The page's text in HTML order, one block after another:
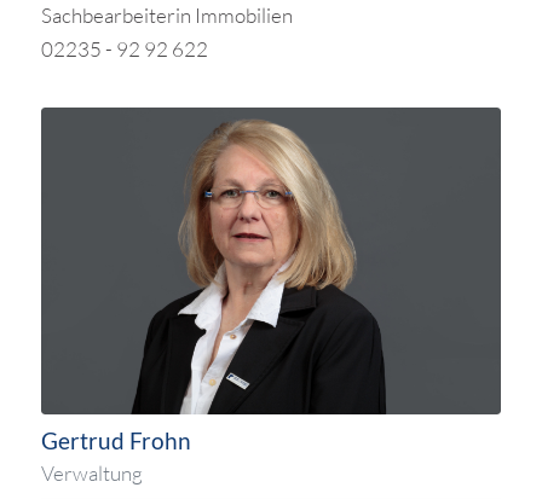
Sachbearbeiterin Immobilien
02235 - 92 92 622
Gertrud Frohn
Verwaltung